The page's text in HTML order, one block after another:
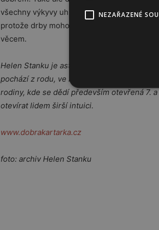
všechny výkyvy uhlídáme. Na pracovišti je
protože drby mohou každého zasáhnout
věcem.
Helen Stanku je astrokoučka, certifikovaná
pochází z rodu, ve kterém nebyla nouze o
rodiny, kde se dědí především otevřená 7.
otevírat lidem širší intuici.
www.dobrakartarka.cz
foto: archiv Helen Stanku
NEZAŘAZENÉ